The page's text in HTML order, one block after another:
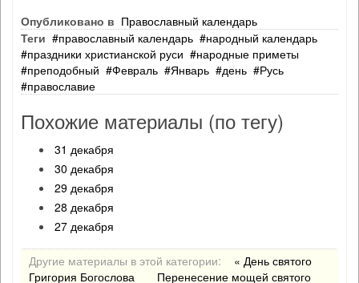
Опубликовано в Православный календарь
Теги
православный календарь
народный календарь
праздники христианской руси
народные приметы
преподобный
Февраль Январь день
Русь
православие
Похожие материалы (по тегу)
31 декабря
30 декабря
29 декабря
28 декабря
27 декабря
Другие материалы в этой категории:
« День святого
Григория Богослова
Перенесение мощей святого